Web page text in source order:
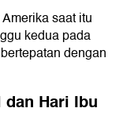
saat itu
kedua pada
dengan
Hari Ibu